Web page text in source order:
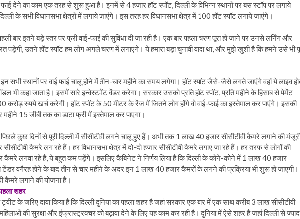
देने का काम एक तरह से शुरू हुआ है। इनमें से 4 हजार हॉट स्पॉट, दिल्ली के विभिन्न स्थानों पर बस स्टॉप पर लगाये
के सभी विधानसभा क्षेत्रों में लगाये जाएंगे। इस तरह हर विधानसभा क्षेत्र में 100 हॉट स्पॉट लगाये जाएंगे।
बार इतने बड़े स्तर पर फ्री वाई-फाई की सुविधा दी जा रही है। एक बार पहला चरण पूरा हो जाने पर उनसे लर्निंग और
पड़ेगी, उतने हॉट स्पॉट हम लोग अगले चरण में लगाएंगे। ये हमारा बड़ा चुनावी वादा था, और मुझे खुशी है कि हमने उसे भी
सभी स्थानों पर वाई फाई चालू होने में तीन-चार महीने का समय लगेगा। हॉट स्पॉट जैसे-जैसे लगते जाएंगे वहां ये लाइव
भी कहा जाता है। इसमें सारे इन्वेस्टमेंट वेंडर करेगा। सरकार उसको प्रति हॉट स्पॉट, प्रति महीने के हिसाब से पेमेंट
करोड़ रुपये खर्च करेगी। हॉट स्पॉट के 50 मीटर के रेंज में जितने लोग होंगे वो वाई-फाई का इस्तेमाल कर पाएंगे। इसकी
15 जीबी तक का डाटा फ्री में इस्तेमाल कर पाएगा।
कुछ दिनों से पूरी दिल्ली में सीसीटीवी लगने चालू हुए हैं। अभी तक 1 लाख 40 हजार सीसीटीवी कैमरे लगाने की मंजूरी
कैमरे लग रहे हैं। हर विधानसभा क्षेत्र में दो-दो हजार सीसीटीवी कैमरे लगाए जा रहे हैं। हर तरफ से लोगों की
कैमरे लगवा रहे हैं, ये बहुत कम पड़ेंगे। इसलिए कैबिनेट ने निर्णय लिया है कि दिल्ली के कोने-कोने में 1 लाख 40 हजार
वगैरह होने के बाद तीन से चार महीने के अंदर इन 1 लाख 40 हजार कैमरों के लगने की प्रक्रिया भी शुरू हो जाएगी।
कैमरे लगाने की योजना है।
शहर
के जरिए दावा किया है कि दिल्ली दुनिया का पहला शहर है जहां सरकार एक बार में एक साथ करीब 3 लाख सीसीटीवी
की सुरक्षा और इंफ्रास्ट्रक्चर को बढ़ावा देने के लिए यह काम कर रही है। दुनिया में ऐसे शहर हैं जहां दिल्ली से